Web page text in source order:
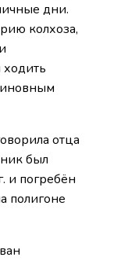
дни.
колхоза,
отца
был
и погребён
полигоне